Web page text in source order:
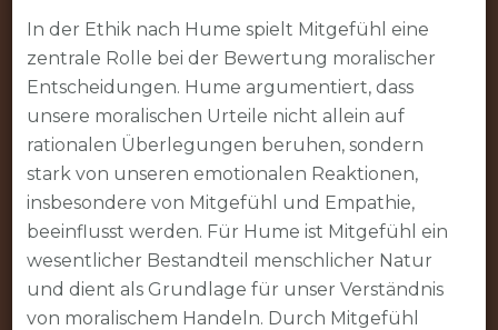
In der Ethik nach Hume spielt Mitgefühl eine
zentrale Rolle bei der Bewertung moralischer
Entscheidungen. Hume argumentiert, dass
unsere moralischen Urteile nicht allein auf
rationalen Überlegungen beruhen, sondern
stark von unseren emotionalen Reaktionen,
insbesondere von Mitgefühl und Empathie,
beeinflusst werden. Für Hume ist Mitgefühl ein
wesentlicher Bestandteil menschlicher Natur
und dient als Grundlage für unser Verständnis
von moralischem Handeln. Durch Mitgefühl